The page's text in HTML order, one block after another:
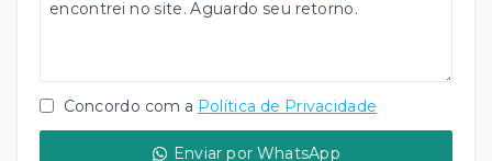
Concordo com a Política de Privacidade
Enviar por WhatsApp